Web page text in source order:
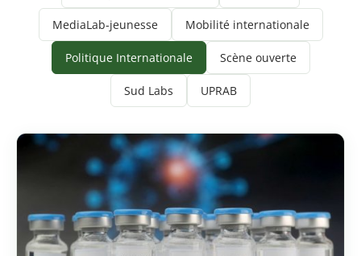
MediaLab-jeunesse Mobilité internationale
Politique Internationale Scène ouverte
Sud Labs UPRAB